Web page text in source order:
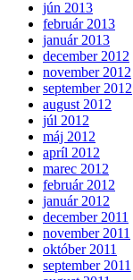
jún 2013
február 2013
január 2013
december 2012
november 2012
september 2012
august 2012
júl 2012
máj 2012
apríl 2012
marec 2012
február 2012
január 2012
december 2011
november 2011
október 2011
september 2011